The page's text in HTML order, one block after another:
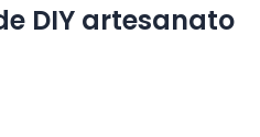
DIY artesanato